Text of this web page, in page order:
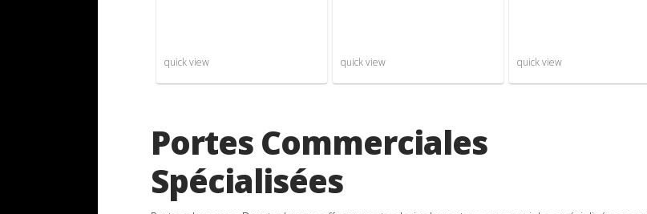
quick view quick view quick view
Portes Commerciales
Spécialisées